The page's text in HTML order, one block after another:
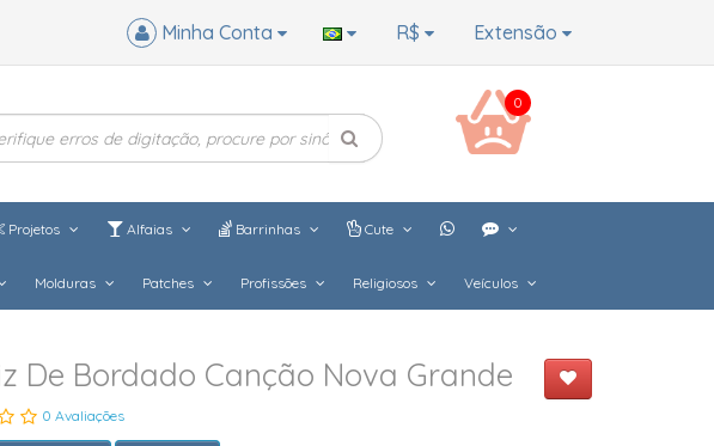
Extensão
R$
Minha Conta
0
Projetos Alfaias Barrinhas Cute
Molduras Patches Profissões Religiosos Veículos
De Bordado Canção Nova Grande
0 Avaliações